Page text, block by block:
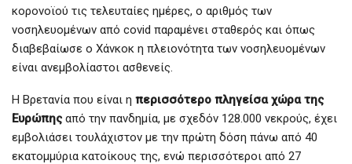
κορονοϊού τις τελευταίες ημέρες, ο αριθμός των
νοσηλευομένων από covid παραμένει σταθερός και όπως
διαβεβαίωσε ο Χάνκοκ η πλειονότητα των νοσηλευομένων
είναι ανεμβολίαστοι ασθενείς.
Η Βρετανία που είναι η περισσότερο πληγείσα χώρα της
Ευρώπης από την πανδημία, με σχεδόν 128.000 νεκρούς, έχει
εμβολιάσει τουλάχιστον με την πρώτη δόση πάνω από 40
εκατομμύρια κατοίκους της, ενώ περισσότεροι από 27